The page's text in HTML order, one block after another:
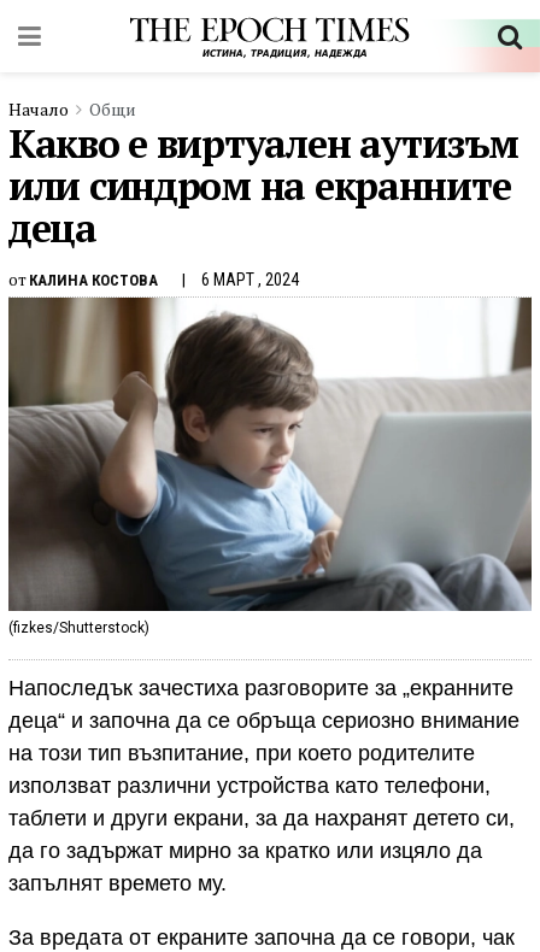
Начало Общи
Какво е виртуален аутизъм
или синдром на екранните
деца
от КАЛИНА КОСТОВА 6 МАРТ , 2024
(fizkes/Shutterstock)
Напоследък зачестиха разговорите за „екранните
деца“ и започна да се обръща сериозно внимание
на този тип възпитание, при което родителите
използват различни устройства като телефони,
таблети и други екрани, за да нахранят детето си,
да го задържат мирно за кратко или изцяло да
запълнят времето му.
За вредата от екраните започна да се говори, чак